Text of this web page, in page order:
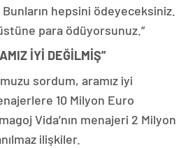
hepsini ödeyeceksiniz.
para ödüyorsunuz.”
İYİ DEĞİLMİŞ”
sordum, aramız iyi
10 Milyon Euro
Vida’nın menajeri 2 Milyon
ilişkiler.